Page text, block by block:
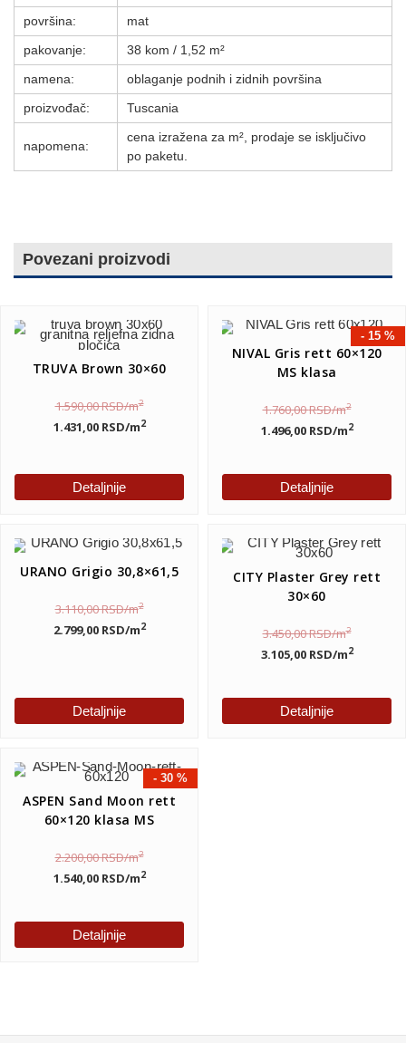
površina:
mat
pakovanje:
38 kom / 1,52 m²
namena:
oblaganje podnih i zidnih površina
proizvođač:
Tuscania
napomena:
cena izražena za m², prodaje se isključivo
po paketu.
Povezani proizvodi
TRUVA Brown 30×60
1.590,00RSD/m2
1.431,00 RSD/m2
Detaljnije
- 15 %
NIVAL Gris rett 60×120
MS klasa
1.760,00RSD/m2
1.496,00 RSD/m2
Detaljnije
URANO Grigio 30,8×61,5
3.110,00RSD/m2
2.799,00 RSD/m2
Detaljnije
CITY Plaster Grey rett
30×60
3.450,00RSD/m2
3.105,00 RSD/m2
Detaljnije
- 30 %
ASPEN Sand Moon rett
60×120 klasa MS
2.200,00RSD/m2
1.540,00 RSD/m2
Detaljnije